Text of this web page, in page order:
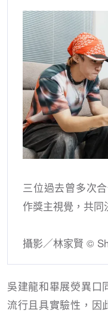
三位過去曾多次
作獎主視覺，共同
攝影／林家賢 ©
吳建龍和畢展熒異口
流行且具實驗性，因